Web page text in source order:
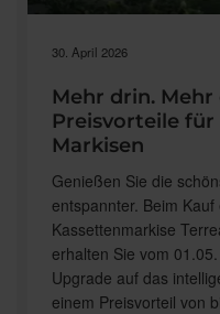
30. April 2026
Mehr drin.
Preisvorteile für
Markisen
Genießen Sie die
entspannter. Beim Kauf
Kassettenmarkise
erhalten Sie vom
Upgrade auf das
einem Preisvorteil von